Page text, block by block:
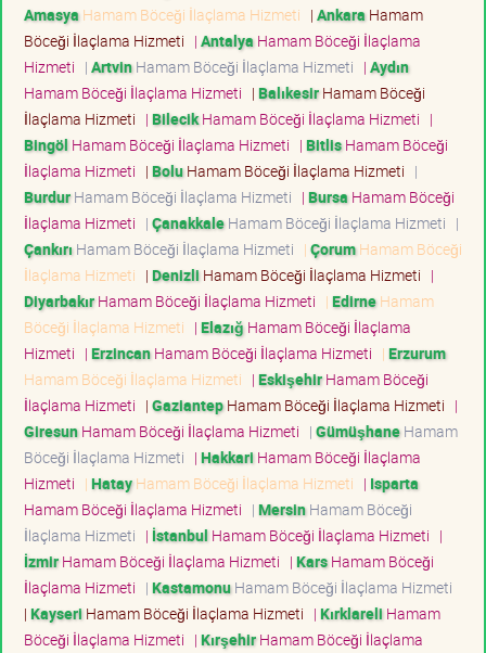
Amasya Hamam Böceği İlaçlama Hizmeti | Ankara Hamam
Böceği İlaçlama Hizmeti | Antalya Hamam Böceği İlaçlama
Hizmeti | ArtvinHamam Böceği İlaçlama Hizmeti | Aydın
Hamam Böceği İlaçlama Hizmeti | BalıkesirHamam Böceği
İlaçlama Hizmeti | BilecikHamam Böceği İlaçlama Hizmeti |
Bingöl Hamam Böceği İlaçlama Hizmeti | BitlisHamam Böceği
İlaçlama Hizmeti | BoluHamam Böceği İlaçlama Hizmeti |
BurdurHamam Böceği İlaçlama Hizmeti | Bursa Hamam Böceği
İlaçlama Hizmeti | ÇanakkaleHamam Böceği İlaçlama Hizmeti |
Çankırı Hamam Böceği İlaçlama Hizmeti | ÇorumHamam Böceği
İlaçlama Hizmeti | Denizli Hamam Böceği İlaçlama Hizmeti |
DiyarbakırHamam Böceği İlaçlama Hizmeti | EdirneHamam
Böceği İlaçlama Hizmeti | Elazığ Hamam Böceği İlaçlama
Hizmeti | ErzincanHamam Böceği İlaçlama Hizmeti | Erzurum
Hamam Böceği İlaçlama Hizmeti | EskişehirHamam Böceği
İlaçlama Hizmeti | GaziantepHamam Böceği İlaçlama Hizmeti |
GiresunHamam Böceği İlaçlama Hizmeti | GümüşhaneHamam
Böceği İlaçlama Hizmeti | Hakkari Hamam Böceği İlaçlama
Hizmeti | HatayHamam Böceği İlaçlama Hizmeti | Isparta
Hamam Böceği İlaçlama Hizmeti | MersinHamam Böceği
İlaçlama Hizmeti | İstanbul Hamam Böceği İlaçlama Hizmeti |
İzmirHamam Böceği İlaçlama Hizmeti | KarsHamam Böceği
İlaçlama Hizmeti | KastamonuHamam Böceği İlaçlama Hizmeti
| Kayseri Hamam Böceği İlaçlama Hizmeti | Kırklareli Hamam
Böceği İlaçlama Hizmeti | KırşehirHamam Böceği İlaçlama